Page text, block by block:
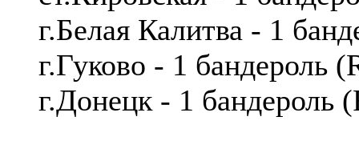
г.Белая Калитва - 1
г.Гуково - 1 бандероль
г.Донецк - 1 бандероль